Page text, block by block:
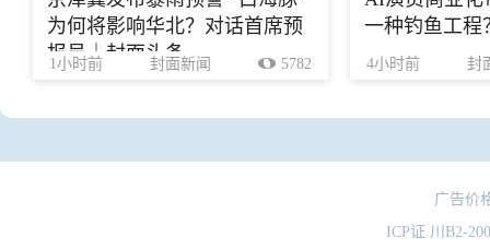
为何将影响华北？对话首席预
报员｜封面头条
1小时前 封面新闻 5782
一种钓鱼工程
4小时前 封
广告价
ICP证 川B2-